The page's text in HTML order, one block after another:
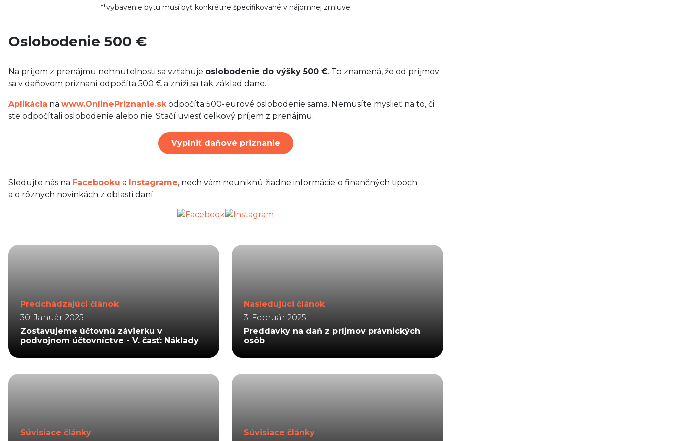
**vybavenie bytu musí byť konkrétne špecifikované v nájomnej zmluve
Oslobodenie 500 €
Na príjem z prenájmu nehnuteľnosti sa vzťahuje oslobodenie do výšky 500 €. To znamená, že od príjmov
sa v daňovom priznaní odpočíta 500 € a zníži sa tak základ dane.
Aplikácia na www.OnlinePriznanie.skodpočíta 500-eurové oslobodenie sama. Nemusíte myslieť na to, či
ste odpočítali oslobodenie alebo nie. Stačí uviesť celkový príjem z prenájmu.
Vyplniť daňové priznanie
Sledujte nás na Facebooku a Instagrame, nech vám neuniknú žiadne informácie o finančných tipoch
a o rôznych novinkách z oblasti daní.
Predchádzajúci článok
30. Január 2025
Zostavujeme účtovnú závierku v
podvojnom účtovníctve - V. časť: Náklady
Nasledujúci článok
3. Február 2025
Preddavky na daň z príjmov právnických
osôb
Súvisiace články
Súvisiace články